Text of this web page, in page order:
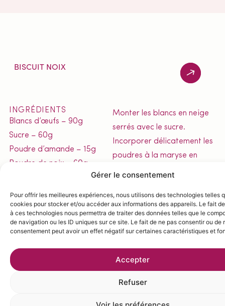
Gérer le consentement
Pour offrir les meilleures expériences, nous utilisons des technologies telles
cookies pour stocker et/ou accéder aux informations des appareils. Le fait
à ces technologies nous permettra de traiter des données telles que le
de navigation ou les ID uniques sur ce site. Le fait de ne pas consentir ou de
consentement peut avoir un effet négatif sur certaines caractéristiques et
Accepter
Refuser
BISCUIT NOIX
INGRÉDIENTS
Blancs d’œufs – 90g
Sucre – 60g
Poudre d’amande – 15g
Poudre de noix – 60g
Monter les blancs en neige
serrés avec le sucre.
Incorporer délicatement les
poudres à la maryse en
Mouler le biscuit en cercle
de 160 préalablement
beurré et cuire à 180°C
l’emporte-pièce Silikomart